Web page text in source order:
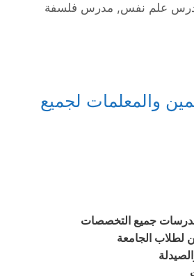
علم نفس, مدرس فلسفة
والمعلمات لجميع
جميع التخصصات
لطلاب الجامعة